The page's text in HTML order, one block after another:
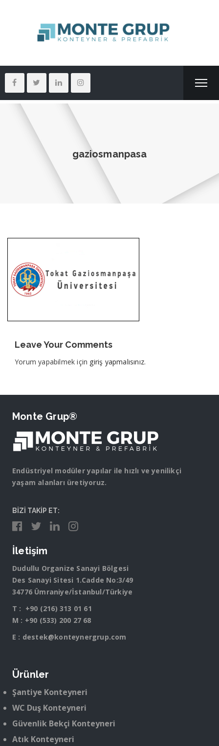
gaziosmanpasa
Leave Your Comments
Yorum yapabilmek için giriş yapmalısınız.
Monte Grup®
Endüstriyel modüler yapılar ile hızlı ve yenilikçi
yaşam alanları üretiyoruz.
BİZİ TAKİP ET:
İletişim
Dudullu Organize Sanayi Bölgesi
Des Sanayi Sitesi 1.Cadde No:3/49
34776 Ümraniye/İstanbul/Türkiye
T : +90 (216) 313 01 61
M : +90 (533) 200 27 68
E : destek@konteynergrup.com
Ürünler
Şantiye Konteyneri
WC Duş Konteyneri
Güvenlik Bekçi Konteyneri
Atık Konteyneri